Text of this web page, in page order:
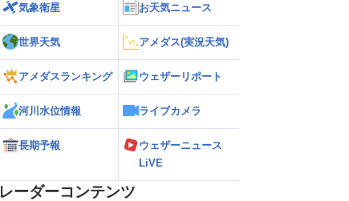
気象衛星 お天気ニュース
世界天気 アメダス(実況天気)
アメダスランキング ウェザーリポート
河川水位情報 ライブカメラ
長期予報
ウェザーニュース
LiVE
レーダーコンテンツ